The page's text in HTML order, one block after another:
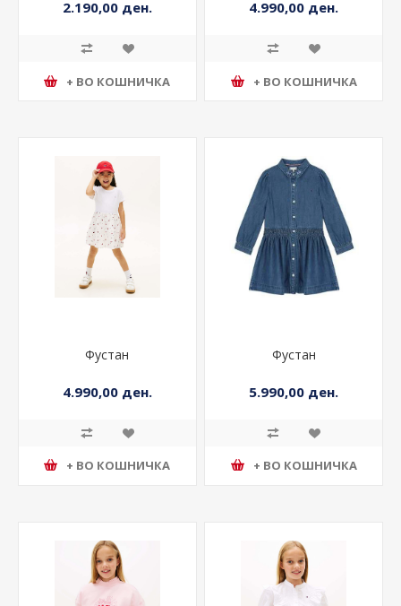
2.190,00 ден.
+ ВО КОШНИЧКА
4.990,00 ден.
+ ВО КОШНИЧКА
Фустан
4.990,00 ден.
+ ВО КОШНИЧКА
Фустан
5.990,00 ден.
+ ВО КОШНИЧКА